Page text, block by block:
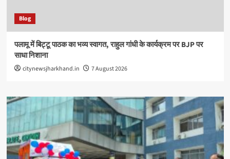
Blog
पलामू में बिट्टू पाठक का भव्य स्वागत, राहुल गांधी के कार्यक्रम पर BJP पर
साधा निशाना
citynewsjharkhand.in 7 August 2026